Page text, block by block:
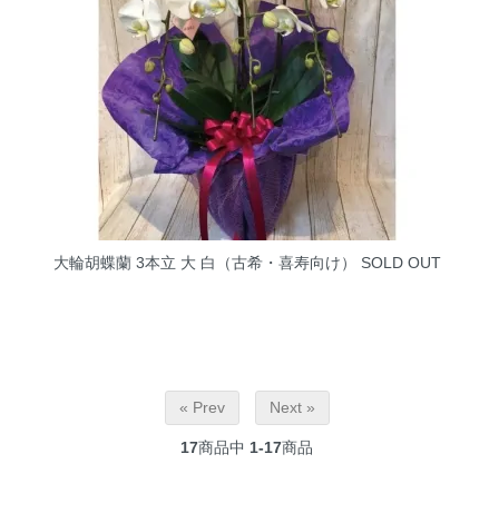
大輪胡蝶蘭 3本立 大 白（古希・喜寿向け） SOLD OUT
« Prev Next »
17商品中 1-17商品